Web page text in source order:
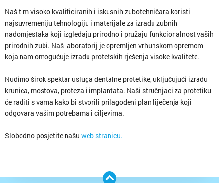
Naš tim visoko kvalificiranih i iskusnih zubotehničara koristi
najsuvremeniju tehnologiju i materijale za izradu zubnih
nadomjestaka koji izgledaju prirodno i pružaju funkcionalnost vaših
prirodnih zubi. Naš laboratorij je opremljen vrhunskom opremom
koja nam omogućuje izradu protetskih rješenja visoke kvalitete.
Nudimo širok spektar usluga dentalne protetike, uključujući izradu
krunica, mostova, proteza i implantata. Naši stručnjaci za protetiku
će raditi s vama kako bi stvorili prilagođeni plan liječenja koji
odgovara vašim potrebama i ciljevima.
Slobodno posjetite našu web stranicu.